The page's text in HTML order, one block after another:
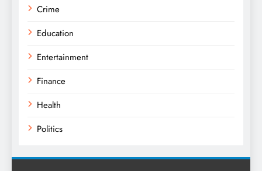
Crime
Education
Entertainment
Finance
Health
Politics